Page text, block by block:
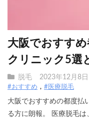
大阪でおすす
クリニック5選
脱毛 2023年12月8日
#おすすめ #医療脱毛
大阪でおすすめの都度払
る方に朗報。 医療脱毛